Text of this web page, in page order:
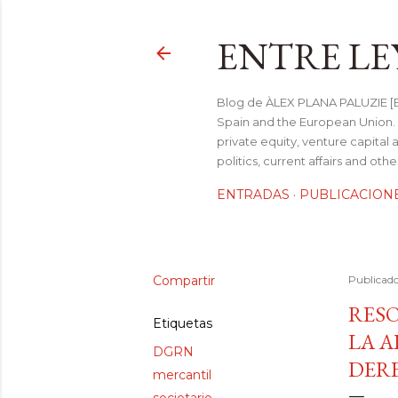
ENTRE
Blog de ÀLEX PLANA
Spain and the European
private equity, venture capital
politics, current affairs and
ENTRADAS
Compartir
Etiquetas
DGRN
mercantil
LA